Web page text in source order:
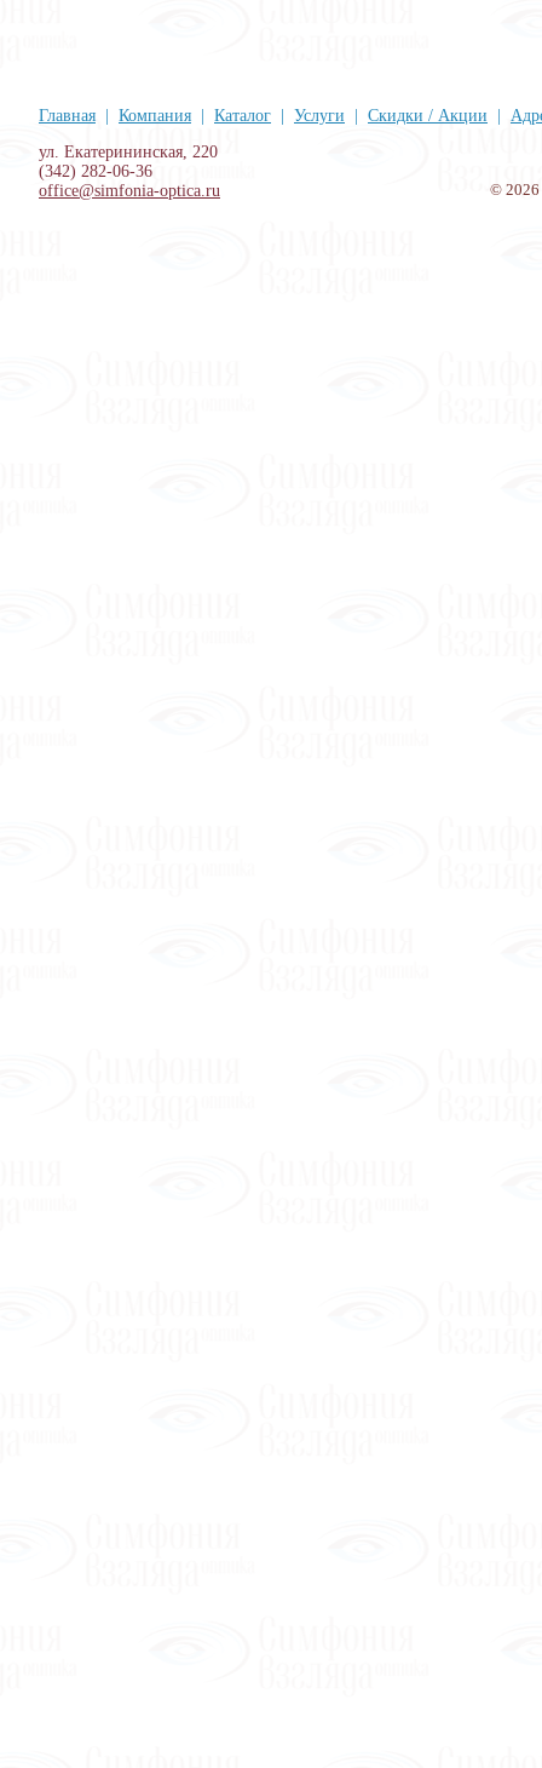
Главная Компания Каталог Услуги Скидки / Акции
ул. Екатерининская, 220
(342) 282-06-36
office@simfonia-optica.ru
© 2026